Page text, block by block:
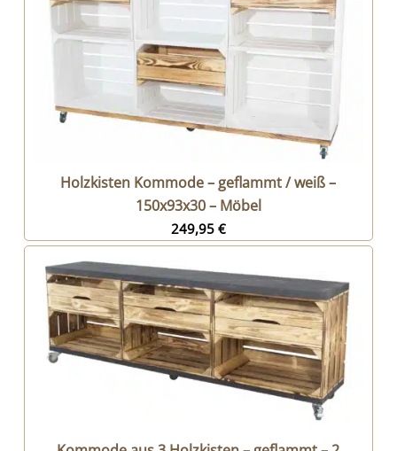
Holzkisten Kommode – geflammt / weiß –
150x93x30 – Möbel
249,95 €